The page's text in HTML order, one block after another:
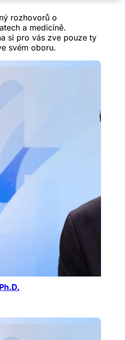
rozhovorů o
a medicíně.
si pro vás zve pouze ty
svém oboru.